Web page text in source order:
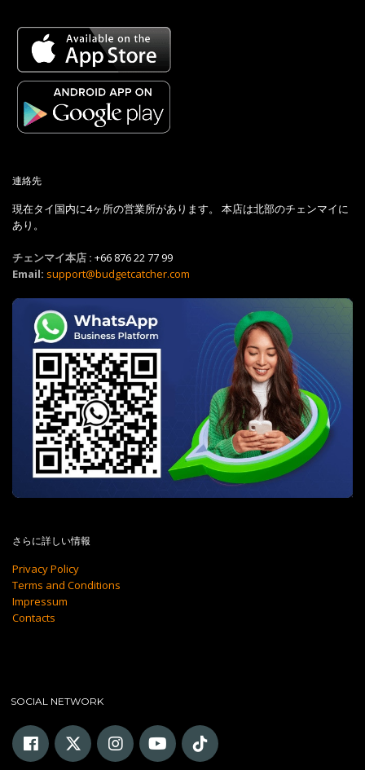
連絡先
現在タイ国内に4ヶ所の営業所があります。 本店は北部のチェンマイに
あり。
チェンマイ本店 : +66 876 22 77 99
Email: support@budgetcatcher.com
さらに詳しい情報
Privacy Policy
Terms and Conditions
Impressum
Contacts
SOCIAL NETWORK